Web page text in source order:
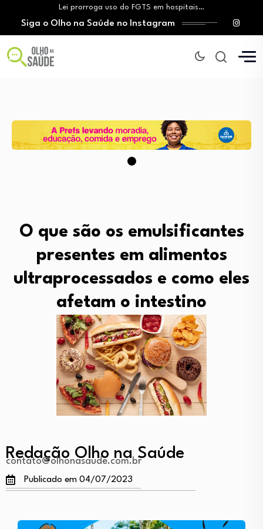
Lei prorroga uso do FGTS em hospitais…
Brasil registra alta taxa de diagnósticos tardios…
O Monte Tabor entrega à Bahia um…
Aleitamento materno: Salvador amplia ações de incentivo…
Medicamento incorporado ao SUS reduz em até…
Siga o Olho na Saúde no Instagram
O que são os emulsificantes
presentes em alimentos
ultraprocessados e como eles
afetam o intestino
Redação Olho na Saúde
contato@olhonasaude.com.br
Publicado em 04/07/2023